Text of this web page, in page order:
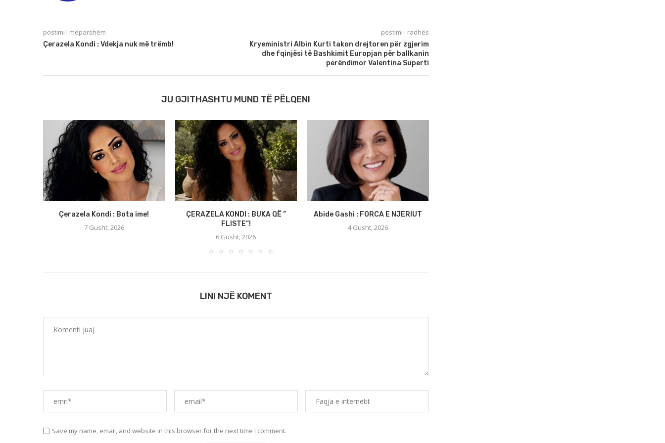
postimi i mëparshëm
Çerazela Kondi : Vdekja nuk më trëmb!
postimi i radhës
Kryeministri Albin Kurti takon drejtoren për zgjerim
dhe fqinjësi të Bashkimit Europjan për ballkanin
perëndimor Valentina Superti
JU GJITHASHTU MUND TË PËLQENI
Çerazela Kondi : Bota ime!
7 Gusht, 2026
ÇERAZELA KONDI : BUKA QË ”
FLISTE”!
6 Gusht, 2026
Abide Gashi : FORCA E NJERIUT
4 Gusht, 2026
LINI NJË KOMENT
Save my name, email, and website in this browser for the next time I comment.